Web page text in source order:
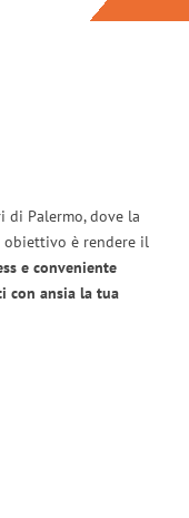
di Palermo, dove la
obiettivo è rendere il
e conveniente
con ansia la tua